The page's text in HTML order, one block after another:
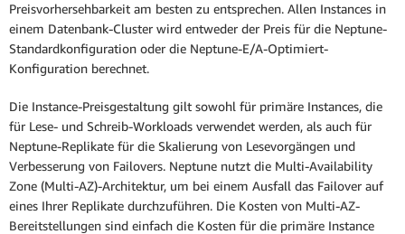
Preisvorhersehbarkeit am besten zu entsprechen. Allen Instances in
einem Datenbank-Cluster wird entweder der Preis für die Neptune-
Standardkonfiguration oder die Neptune-E/A-Optimiert-
Konfiguration berechnet.
Die Instance-Preisgestaltung gilt sowohl für primäre Instances, die
für Lese- und Schreib-Workloads verwendet werden, als auch für
Neptune-Replikate für die Skalierung von Lesevorgängen und
Verbesserung von Failovers. Neptune nutzt die Multi-Availability
Zone (Multi-AZ)-Architektur, um bei einem Ausfall das Failover auf
eines Ihrer Replikate durchzuführen. Die Kosten von Multi-AZ-
Bereitstellungen sind einfach die Kosten für die primäre Instance